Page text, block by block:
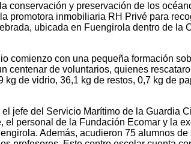
conservación y preservación de los
promotora inmobiliaria RH Privé para
ubicada en Fuengirola dentro de la
comienzo con una pequeña formación
centenar de voluntarios, quienes
de vidrio, 36,1 kg de restos, 0,7 kg de
jefe del Servicio Marítimo de la Guardia
el personal de la Fundación Ecomar y la
Además, acudieron 75 alumnos de